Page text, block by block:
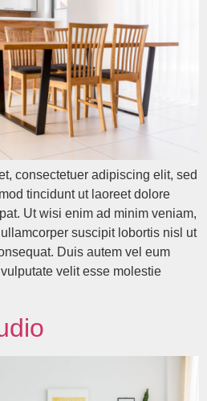
consectetuer adipiscing elit, sed
tincidunt ut laoreet dolore
Ut wisi enim ad minim veniam,
suscipit lobortis nisl ut
Duis autem vel eum
velit esse molestie